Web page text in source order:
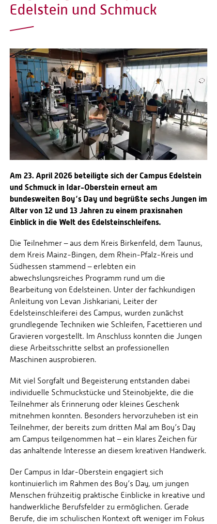
Edelstein und Schmuck
Am 23. April 2026 beteiligte sich der Campus Edelstein
und Schmuck in Idar-Oberstein erneut am
bundesweiten Boy’s Day und begrüßte sechs Jungen im
Alter von 12 und 13 Jahren zu einem praxisnahen
Einblick in die Welt des Edelsteinschleifens.
Die Teilnehmer – aus dem Kreis Birkenfeld, dem Taunus,
dem Kreis Mainz-Bingen, dem Rhein-Pfalz-Kreis und
Südhessen stammend – erlebten ein
abwechslungsreiches Programm rund um die
Bearbeitung von Edelsteinen. Unter der fachkundigen
Anleitung von Levan Jishkariani, Leiter der
Edelsteinschleiferei des Campus, wurden zunächst
grundlegende Techniken wie Schleifen, Facettieren und
Gravieren vorgestellt. Im Anschluss konnten die Jungen
diese Arbeitsschritte selbst an professionellen
Maschinen ausprobieren.
Mit viel Sorgfalt und Begeisterung entstanden dabei
individuelle Schmuckstücke und Steinobjekte, die die
Teilnehmer als Erinnerung oder kleines Geschenk
mitnehmen konnten. Besonders hervorzuheben ist ein
Teilnehmer, der bereits zum dritten Mal am Boy’s Day
am Campus teilgenommen hat – ein klares Zeichen für
das anhaltende Interesse an diesem kreativen Handwerk.
Der Campus in Idar-Oberstein engagiert sich
kontinuierlich im Rahmen des Boy’s Day, um jungen
Menschen frühzeitig praktische Einblicke in kreative und
handwerkliche Berufsfelder zu ermöglichen. Gerade
Berufe, die im schulischen Kontext oft weniger im Fokus